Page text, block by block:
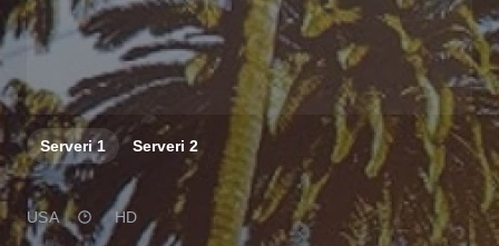
Serveri1 Serveri 2
USA HD